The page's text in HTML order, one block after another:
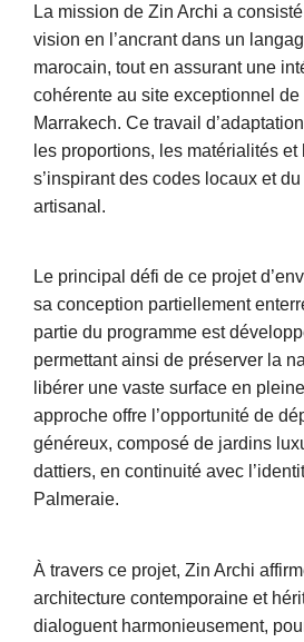
La mission de Zin Archi a
vision en l’ancrant dans un
marocain, tout en assurant une
cohérente au site exceptionnel
Marrakech. Ce travail
les proportions, les matérialités
s’inspirant des codes locaux et
artisanal.
Le principal défi de ce projet
sa conception partiellement
partie du programme est
permettant ainsi de préserver la
libérer une vaste surface en
approche offre l’opportunité de
généreux, composé de jardins
dattiers, en continuité avec
Palmeraie.
À travers ce projet, Zin Archi
architecture contemporaine et
dialoguent harmonieusement,